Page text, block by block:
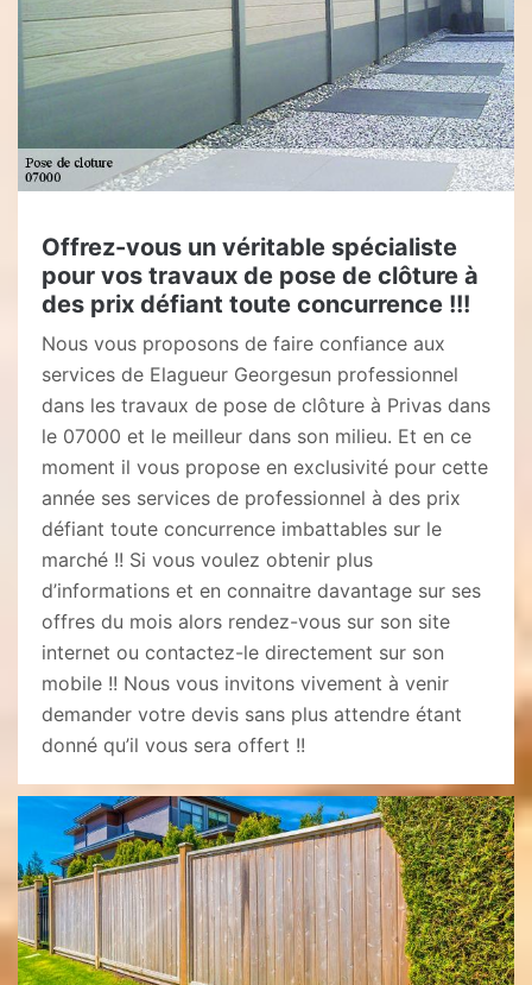
Offrez-vous un véritable spécialiste
pour vos travaux de pose de clôture à
des prix défiant toute concurrence !!!
Nous vous proposons de faire confiance aux
services de Elagueur Georgesun professionnel
dans les travaux de pose de clôture à Privas dans
le 07000 et le meilleur dans son milieu. Et en ce
moment il vous propose en exclusivité pour cette
année ses services de professionnel à des prix
défiant toute concurrence imbattables sur le
marché !! Si vous voulez obtenir plus
d’informations et en connaitre davantage sur ses
offres du mois alors rendez-vous sur son site
internet ou contactez-le directement sur son
mobile !! Nous vous invitons vivement à venir
demander votre devis sans plus attendre étant
donné qu’il vous sera offert !!